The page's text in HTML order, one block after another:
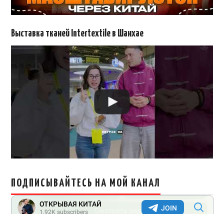
Выставка тканей Intertextile в Шанхае
ПОДПИСЫВАЙТЕСЬ НА МОЙ КАНАЛ